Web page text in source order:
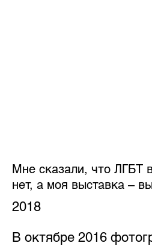
Мне сказали, что ЛГБТ
нет, а моя выставка –
2018
В октябре 2016